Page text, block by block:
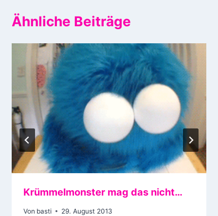
Ähnliche Beiträge
Krümmelmonster mag das nicht…
Von basti 29. August 2013